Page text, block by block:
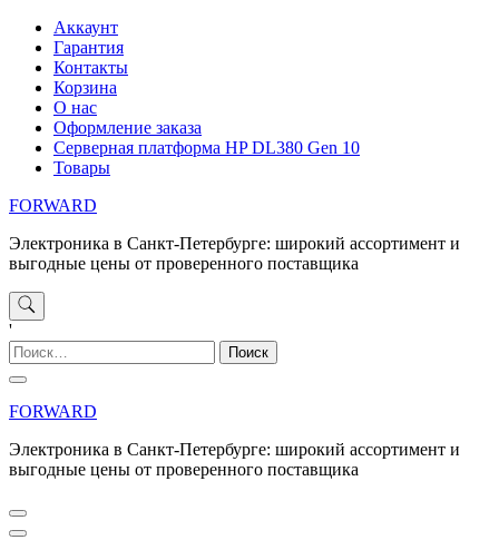
Перейти
содержимому
Аккаунт
Гарантия
Контакты
Корзина
О нас
Оформление заказа
Серверная платформа HP DL380 Gen 10
Товары
FORWARD
Электроника в Санкт-Петербурге: широкий ассортимент и
выгодные цены от проверенного поставщика
'
Найти:
FORWARD
Электроника в Санкт-Петербурге: широкий ассортимент и
выгодные цены от проверенного поставщика